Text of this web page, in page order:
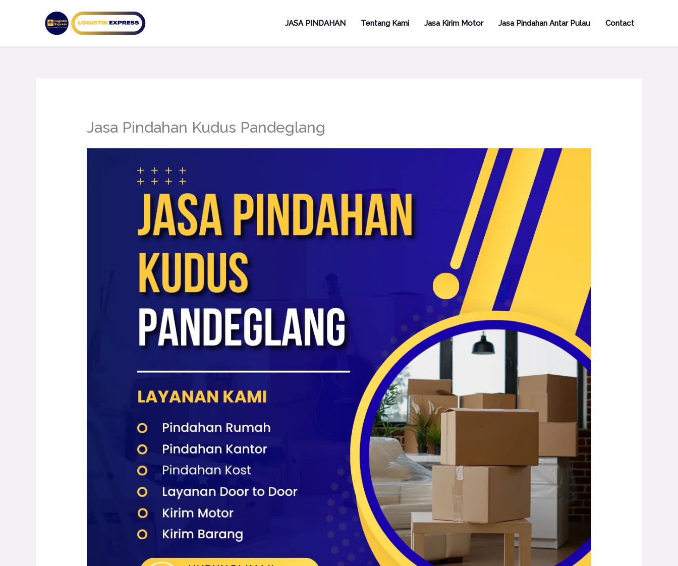
JASA PINDAHAN Tentang Kami Jasa Kirim Motor Jasa Pindahan Antar Pulau Contact
Jasa Pindahan Kudus Pandeglang